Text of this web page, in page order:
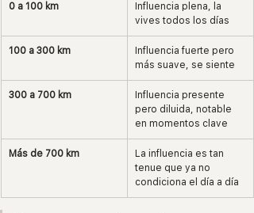
0 a 100 km
Influencia plena, la
vives todos los días
100 a 300 km
Influencia fuerte pero
más suave, se siente
300 a 700 km
Influencia presente
pero diluida, notable
en momentos clave
Más de 700 km
La influencia es tan
tenue que ya no
condiciona el día a día